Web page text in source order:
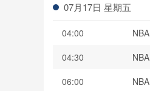
07月17日 星期五
04:00 NBA
04:30
NBA
06:00
NBA